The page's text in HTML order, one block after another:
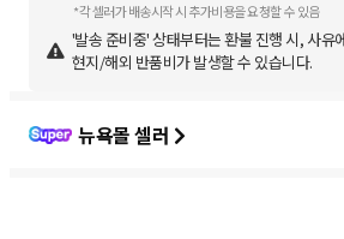
*각 셀러가 배송시작 시 추가비용을 요청할 수 있음
'발송 준비중' 상태부터는 환불 진행 시, 사유
현지/해외 반품비가 발생할 수 있습니다.
뉴욕몰 셀러